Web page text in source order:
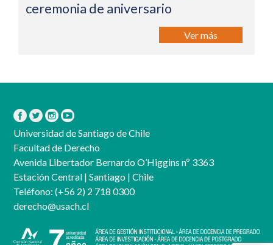
ceremonia de aniversario
Ver más
Universidad de Santiago de Chile
Facultad de Derecho
Avenida Libertador Bernardo O’Higgins nº 3363
Estación Central | Santiago | Chile
Teléfono: (+56 2) 2 718 0300
derecho@usach.cl